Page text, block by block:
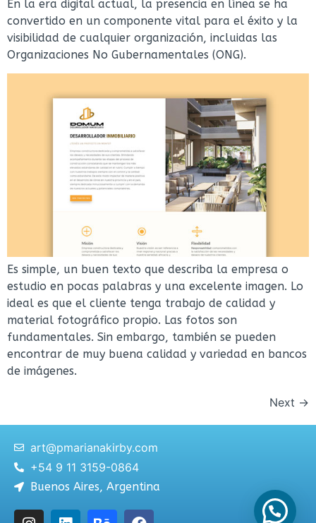
En la era digital actual, la presencia en línea se ha
convertido en un componente vital para el éxito y la
visibilidad de cualquier organización, incluidas las
Organizaciones No Gubernamentales (ONG).
Es simple, un buen texto que describa la empresa o
estudio en pocas palabras y una excelente imagen. Lo
ideal es que el cliente tenga trabajo de calidad y
material fotográfico propio. Las fotos son
fundamentales. Sin embargo, también se pueden
encontrar de muy buena calidad y variedad en bancos
de imágenes.
Next →
art@pmarianakirby.com
+54 9 11 3159-0864
Buenos Aires, Argentina